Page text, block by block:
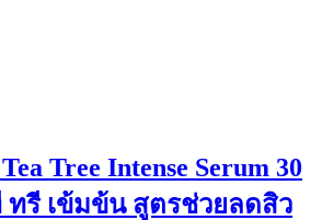
Tree Intense Serum 30
ทรี เข้มข้น สูตรช่วยลดสิว